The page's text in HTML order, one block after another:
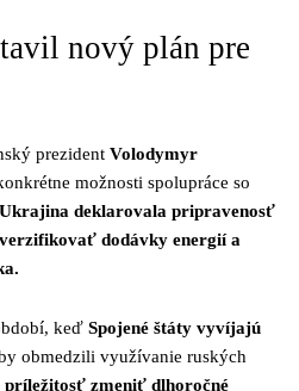
nový plán pre
prezident Volodymyr
možnosti spolupráce so
Ukrajina deklarovala pripravenosť
dodávky energií a
keď Spojené štáty vyvíjajú
obmedzili využívanie ruských
príležitosť zmeniť dlhoročné